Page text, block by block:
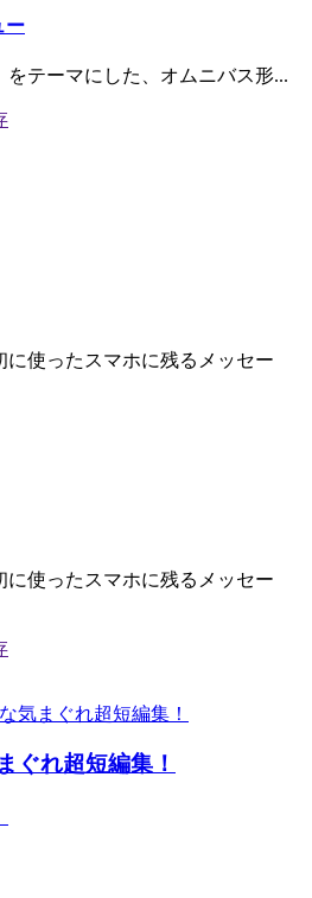
ー
をテーマにした、オムニバス形...
に使ったスマホに残るメッセー
に使ったスマホに残るメッセー
ぐれ超短編集！